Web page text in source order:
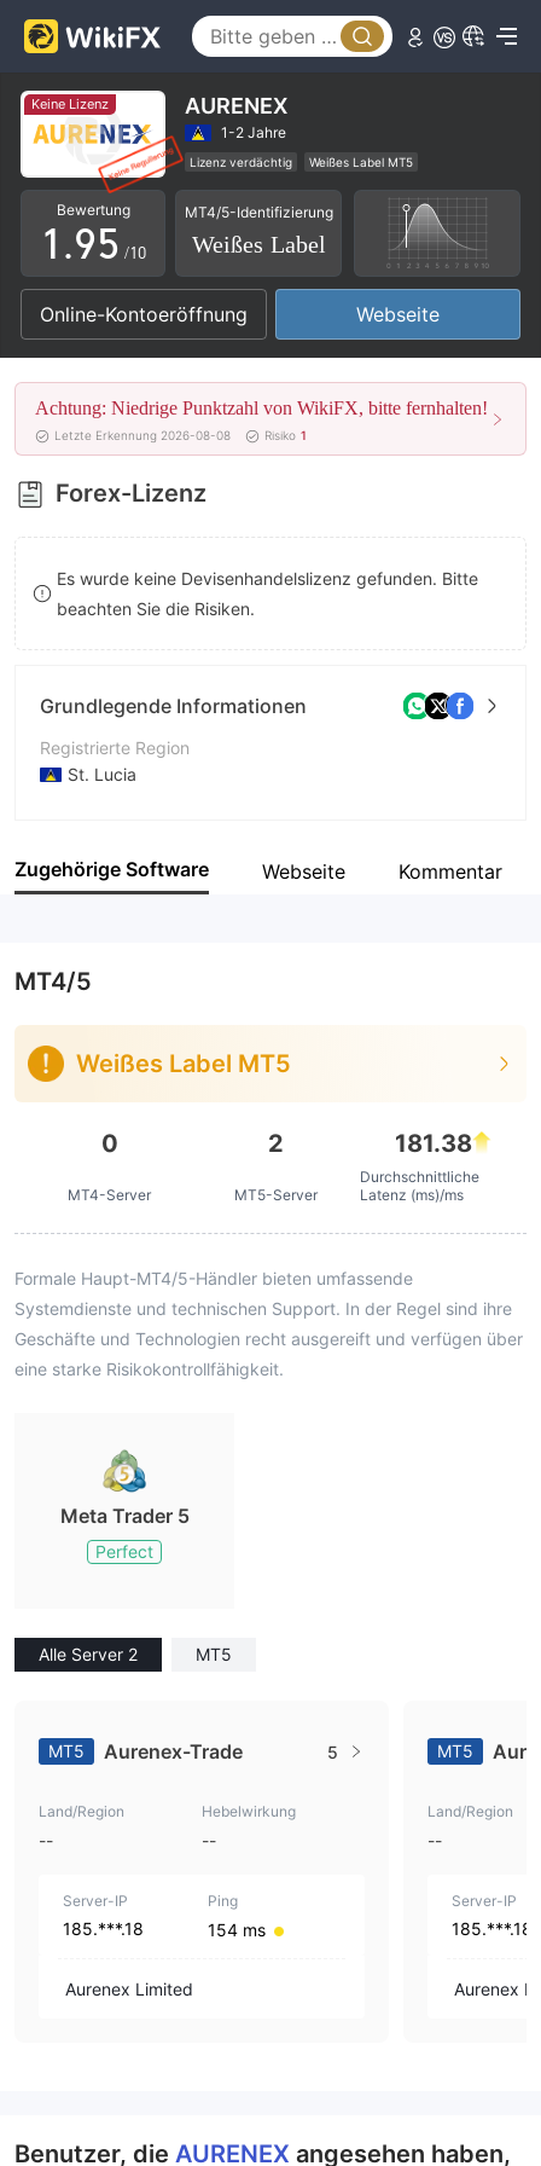
Keine Lizenz AURENEX
1-2 Jahre
Lizenz verdächtig
Weißes Label MT5
Globales Geschäft
Hohes potenzielles Risiko
Bewertung
0
1
2
3
4
5
6
7
8
9
.
5
6
7
8
9
1
2
3
4
5
6
7
8
9
/10
MT4/5-Identifizierung
Weißes Label
Online-Kontoeröffnung Webseite
Achtung: Niedrige Punktzahl von WikiFX, bitte fernhalten!
Letzte Erkennung 2026-08-08 Risiko 1
Forex-Lizenz
Es wurde keine Devisenhandelslizenz gefunden. Bitte
beachten Sie die Risiken.
Grundlegende Informationen
Registrierte Region
St. Lucia
Unternehmen
Zugehörige Software Webseite Kommentar
MT4/5
Weißes Label MT5
0
MT4-Server
2
MT5-Server
181.38
Durchschnittliche
Latenz (ms)/ms
Formale Haupt-MT4/5-Händler bieten umfassende
Systemdienste und technischen Support. In der Regel sind ihre
Geschäfte und Technologien recht ausgereift und verfügen über
eine starke Risikokontrollfähigkeit.
Meta Trader 5
Perfect
Alle Server 2 MT5
MT5 Aurenex-Trade 5
Land/Region
--
Hebelwirkung
--
Server-IP
185.***.18
Ping
154 ms
Aurenex Limited
MT5
Land/Region
--
Server-IP
185.***.18
Aurenex
Benutzer, die AURENEX angesehen haben,